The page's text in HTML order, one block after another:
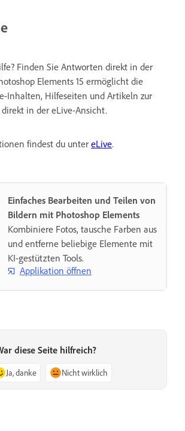
Finden Sie Antworten direkt in der
Elements 15 ermöglicht die
Inhalten, Hilfeseiten und Artikeln zur
in der eLive-Ansicht.
findest du unter eLive.
Einfaches Bearbeiten und Teilen von
Bildern mit Photoshop Elements
Kombiniere Fotos, tausche Farben aus
und entferne beliebige Elemente mit
KI-gestützten Tools.
Applikation öffnen
diese Seite hilfreich?
Ja, danke Nicht wirklich